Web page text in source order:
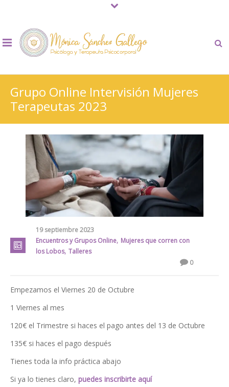
Grupo Online Intervisión Mujeres
Terapeutas 2023
19 septiembre 2023
Encuentros y Grupos Online, Mujeres que corren con
los Lobos, Talleres
0
Empezamos el Viernes 20 de Octubre
1 Viernes al mes
120€ el Trimestre si haces el pago antes del 13 de Octubre
135€ si haces el pago después
Tienes toda la info práctica abajo
Si ya lo tienes claro, puedes inscribirte aquí